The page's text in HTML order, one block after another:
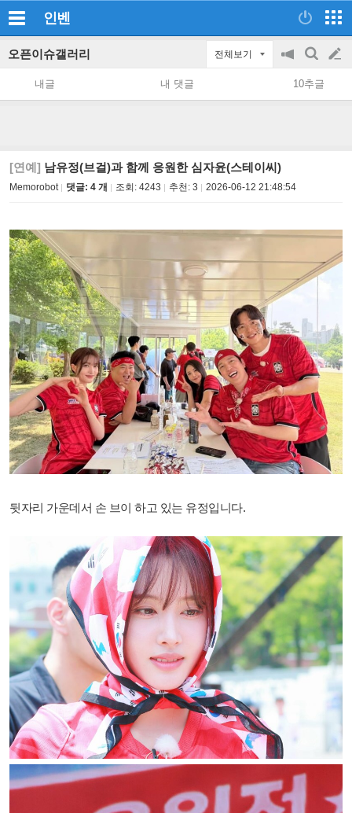
인벤
오픈이슈갤러리 전체보기
공
지
on/off
검
색
글
쓰
내글 내 댓글 10추글
[연예] 남유정(브걸)과 함께 응원한 심자윤(스테이씨)
Memorobot 댓글: 4 개 조회: 4243 추천: 3 2026-06-12 21:48:54
뒷자리 가운데서 손 브이 하고 있는 유정입니다.